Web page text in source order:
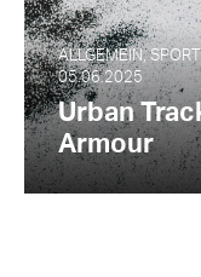
ALLGEMEIN,
05.06.2025
Urban
Armour